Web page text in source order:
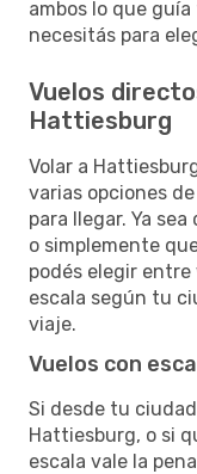
ambos lo que
necesitás para
Vuelos
Hattiesburg
Volar a
varias opciones
para llegar. Ya
o simplemente
podés elegir
escala según tu
viaje.
Vuelos con
Si desde tu
Hattiesburg, o si
escala vale la